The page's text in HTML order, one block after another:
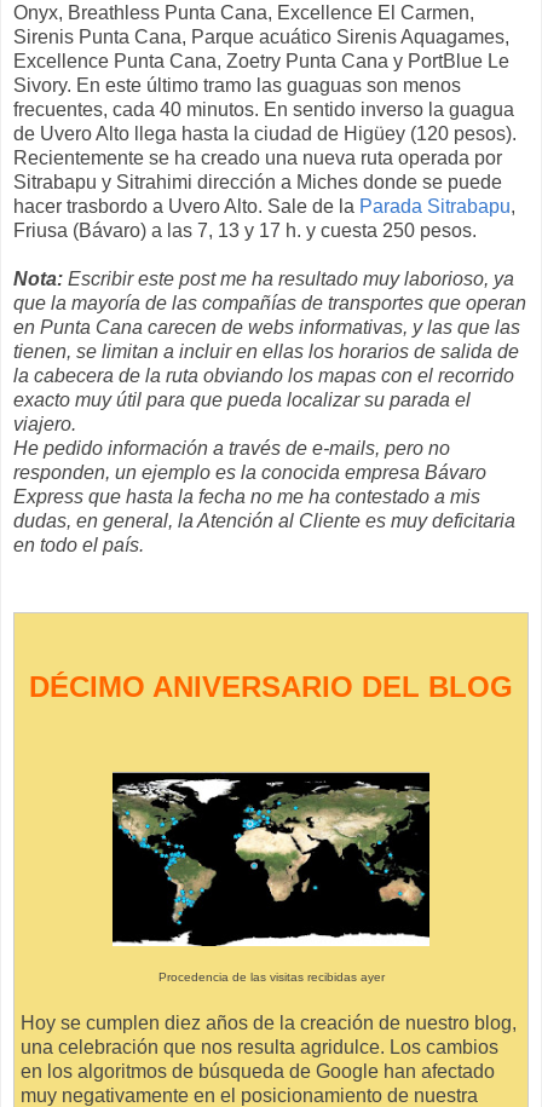
Onyx, Breathless Punta Cana, Excellence El Carmen,
Sirenis Punta Cana, Parque acuático Sirenis Aquagames,
Excellence Punta Cana, Zoetry Punta Cana y PortBlue Le
Sivory. En este último tramo las guaguas son menos
frecuentes, cada 40 minutos. En sentido inverso la guagua
de Uvero Alto llega hasta la ciudad de Higüey (120 pesos).
Recientemente se ha creado una nueva ruta operada por
Sitrabapu y Sitrahimi dirección a Miches donde se puede
hacer trasbordo a Uvero Alto. Sale de la Parada Sitrabapu,
Friusa (Bávaro) a las 7, 13 y 17 h. y cuesta 250 pesos.
Nota: Escribir este post me ha resultado muy laborioso, ya
que la mayoría de las compañías de transportes que operan
en Punta Cana carecen de webs informativas, y las que las
tienen, se limitan a incluir en ellas los horarios de salida de
la cabecera de la ruta obviando los mapas con el recorrido
exacto muy útil para que pueda localizar su parada el
viajero.
He pedido información a través de e-mails, pero no
responden, un ejemplo es la conocida empresa Bávaro
Express que hasta la fecha no me ha contestado a mis
dudas, en general, la Atención al Cliente es muy deficitaria
en todo el país.
DÉCIMO ANIVERSARIO DEL BLOG
Procedencia de las visitas recibidas ayer
Hoy se cumplen diez años de la creación de nuestro blog,
una celebración que nos resulta agridulce. Los cambios
en los algoritmos de búsqueda de Google han afectado
muy negativamente en el posicionamiento de nuestra